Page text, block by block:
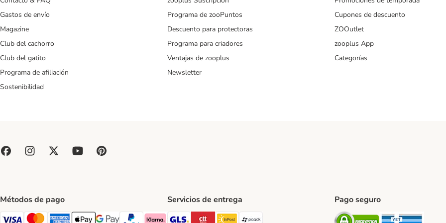
Gastos de envío
Magazine
Club del cachorro
Club del gatito
Programa de afiliación
Sostenibilidad
Programa de zooPuntos
Descuento para protectoras
Programa para criadores
Ventajas de zooplus
Newsletter
Cupones de descuento
ZOOutlet
zooplus App
Categorías
Métodos de pago Servicios de entrega
GLS Shipping Method
CTTExpress Shipping Method
InPost Shipping Method
paack Shipping Method
Pago seguro
Security